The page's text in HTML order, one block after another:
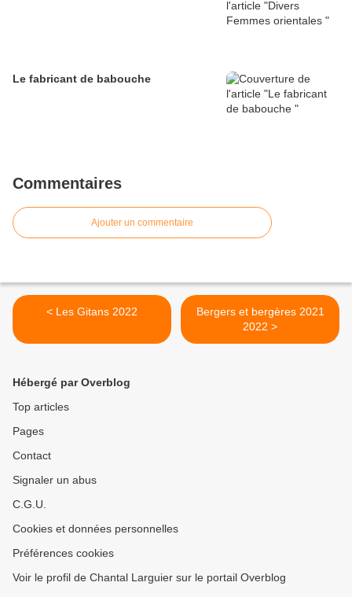
Le fabricant de babouche
Commentaires
Ajouter un commentaire
< Les Gitans 2022
Bergers et bergères 2021
2022 >
Hébergé par Overblog
Top articles
Pages
Contact
Signaler un abus
C.G.U.
Cookies et données personnelles
Préférences cookies
Voir le profil de Chantal Larguier sur le portail Overblog